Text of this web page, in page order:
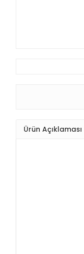
Ürün Açıklaması